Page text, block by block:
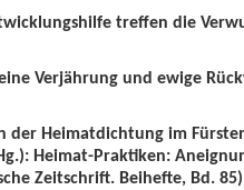
treffen die
Verjährung und ewige
Heimatdichtung im
Heimat-Praktiken:
Zeitschrift. Beihefte, Bd.